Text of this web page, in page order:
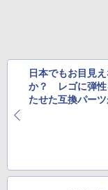
日本でもお目見
か？ レゴに弾性
たせた互換パー